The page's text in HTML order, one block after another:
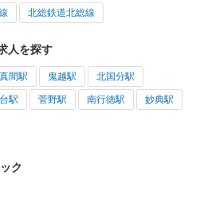
北総鉄道北総線
人を探す
間駅 鬼越駅 北国分駅
駅 菅野駅 南行徳駅 妙典駅
ク